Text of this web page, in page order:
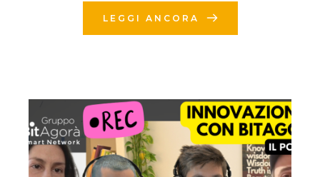
LEGGI ANCORA